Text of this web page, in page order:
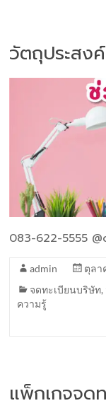
วัตถุประสง
083-622-5555
admin
ตุลา
จดทะเบียนบริษัท,
ความรู้
แพ็กเกจจด